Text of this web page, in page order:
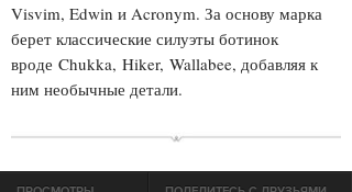
Visvim, Edwin и Acronym. За основу марка
берет классические силуэты ботинок
вроде Chukka, Hiker, Wallabee, добавляя к
ним необычные детали.